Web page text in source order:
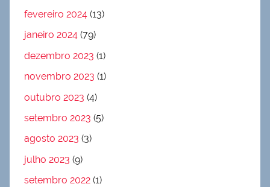
fevereiro 2024 (13)
janeiro 2024 (79)
dezembro 2023 (1)
novembro 2023 (1)
outubro 2023 (4)
setembro 2023 (5)
agosto 2023 (3)
julho 2023 (9)
setembro 2022 (1)